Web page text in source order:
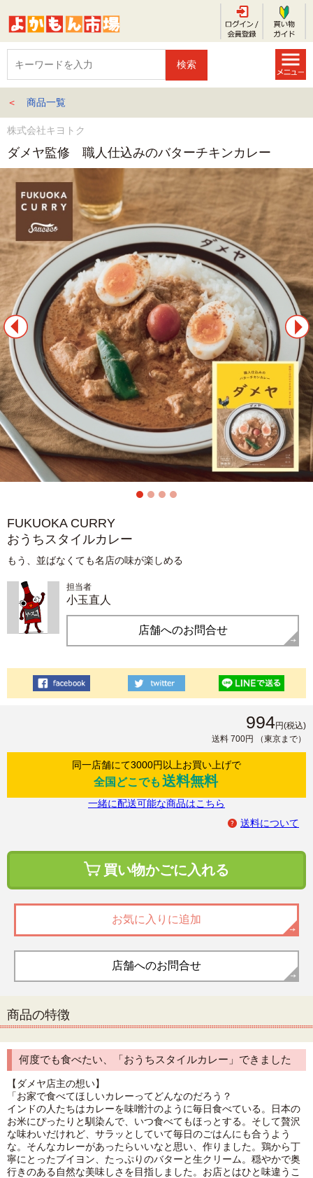
＜ 商品一覧
株式会社キヨトク
ダメヤ監修 職人仕込みのバターチキンカレー
FUKUOKA CURRY
おうちスタイルカレー
もう、並ばなくても名店の味が楽しめる
担当者
小玉直人
店舗へのお問合せ
994円(税込)
送料 700円
（東京まで）
同一店舗にて3000円以上お買い上げで
全国どこでも 送料無料
一緒に配送可能な商品はこちら
送料について
買い物かごに入れる
お気に入りに追加
店舗へのお問合せ
商品の特徴
何度でも食べたい、「おうちスタイルカレー」できました
【ダメヤ店主の想い】
「お家で食べてほしいカレーってどんなのだろう？
インドの人たちはカレーを味噌汁のように毎日食べている。日本の
お米にぴったりと馴染んで、いつ食べてもほっとする。そして贅沢
な味わいだけれど、サラッとしていて毎日のごはんにも合うよう
な。そんなカレーがあったらいいなと思い、作りました。鶏から丁
寧にとったブイヨン、たっぷりのバターと生クリーム。穏やかで奥
行きのある自然な美味しさを目指しました。お店とはひと味違うこ